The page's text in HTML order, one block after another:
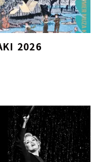
2026